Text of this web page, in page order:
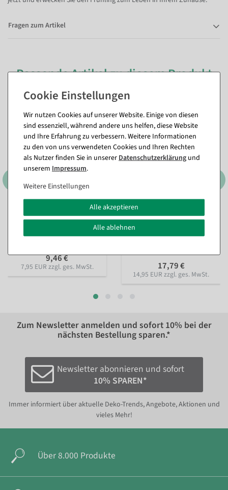
Fragen zum Artikel
Passende Artikel zu diesem Produkt
Frisch geschlüpftes Deko Ei
im Nest 10 cm
Sofort versandfähig.
9,46 €
7,95 EUR zzgl. ges. MwSt.
Ei Silhouette 50 cm in
verschiedenen Farben,
Farbe: gelb
17,79 €
14,95 EUR zzgl. ges. MwSt.
Zum Newsletter anmelden und sofort 10% bei der
nächsten Bestellung sparen.*
Newsletter abonnieren und sofort
10% SPAREN*
Immer informiert über aktuelle Deko-Trends, Angebote, Aktionen und
vieles Mehr!
Über 8.000 Produkte
Wir nutzen Cookies auf unserer Website. Einige von diesen
sind essenziell, während andere uns helfen, diese Website
und Ihre Erfahrung zu verbessern. Weitere Informationen
zu den von uns verwendeten Cookies und Ihren Rechten
als Nutzer finden Sie in unsererDaten­schutz­erklärung und
unserem Impressum.
Weitere Einstellungen
Alle akzeptieren
Alle ablehnen